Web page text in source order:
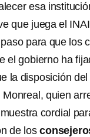
esa
que juega el
para que los
el gobierno ha
la disposición
Monreal, quien
cordial
de los